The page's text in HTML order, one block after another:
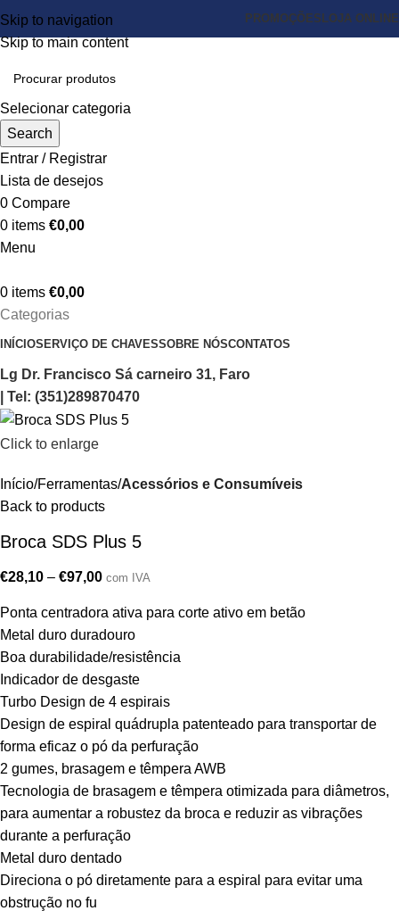
Skip to navigation
Skip to main content
PROMOÇÕES LOJA ONLINE
Selecionar categoria
Search
Entrar / Registrar
Lista de desejos
0 Compare
0 items €0,00
Menu
0 items €0,00
Categorias
INÍCIOSERVIÇO DE CHAVESSOBRE NÓSCONTATOS
Lg Dr. Francisco Sá carneiro 31, Faro
| Tel: (351)289870470
Click to enlarge
Início Ferramentas Acessórios e Consumíveis
Back to products
Broca SDS Plus 5
€28,10 – €97,00 com IVA
Ponta centradora ativa para corte ativo em betão
Metal duro duradouro
Boa durabilidade/resistência
Indicador de desgaste
Turbo Design de 4 espirais
Design de espiral quádrupla patenteado para transportar de
forma eficaz o pó da perfuração
2 gumes, brasagem e têmpera AWB
Tecnologia de brasagem e têmpera otimizada para diâmetros,
para aumentar a robustez da broca e reduzir as vibrações
durante a perfuração
Metal duro dentado
Direciona o pó diretamente para a espiral para evitar uma
obstrução no fu